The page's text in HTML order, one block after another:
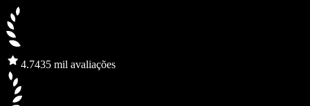
4.7435 mil avaliações